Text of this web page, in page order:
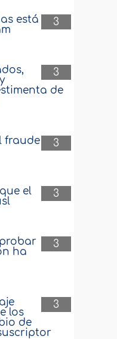
3
está
3
de
3
fraude
3
el
3
ha
3
los
de